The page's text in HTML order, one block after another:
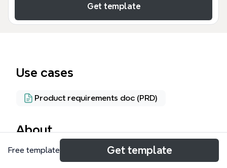
Get template
Use cases
Product requirements doc (PRD)
About
この「サービスに必須機能の整理」マインドマップテ
Free template Get template